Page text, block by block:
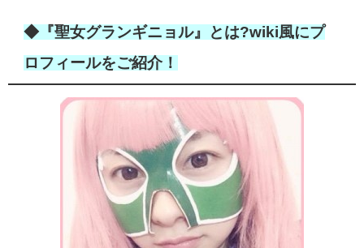
◆『聖女グランギニョル』とは?wiki風にプ
ロフィールをご紹介！